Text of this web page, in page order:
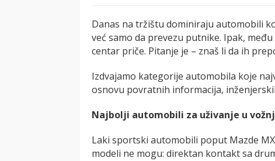
Danas na tržištu dominiraju automobili
već samo da prevezu putnike. Ipak,
centar priče. Pitanje je – znaš li da ih
Izdvajamo kategorije automobila koje
osnovu povratnih informacija,
Najbolji automobili za uživanje u
Laki sportski automobili poput Mazde
modeli ne mogu: direktan kontakt sa